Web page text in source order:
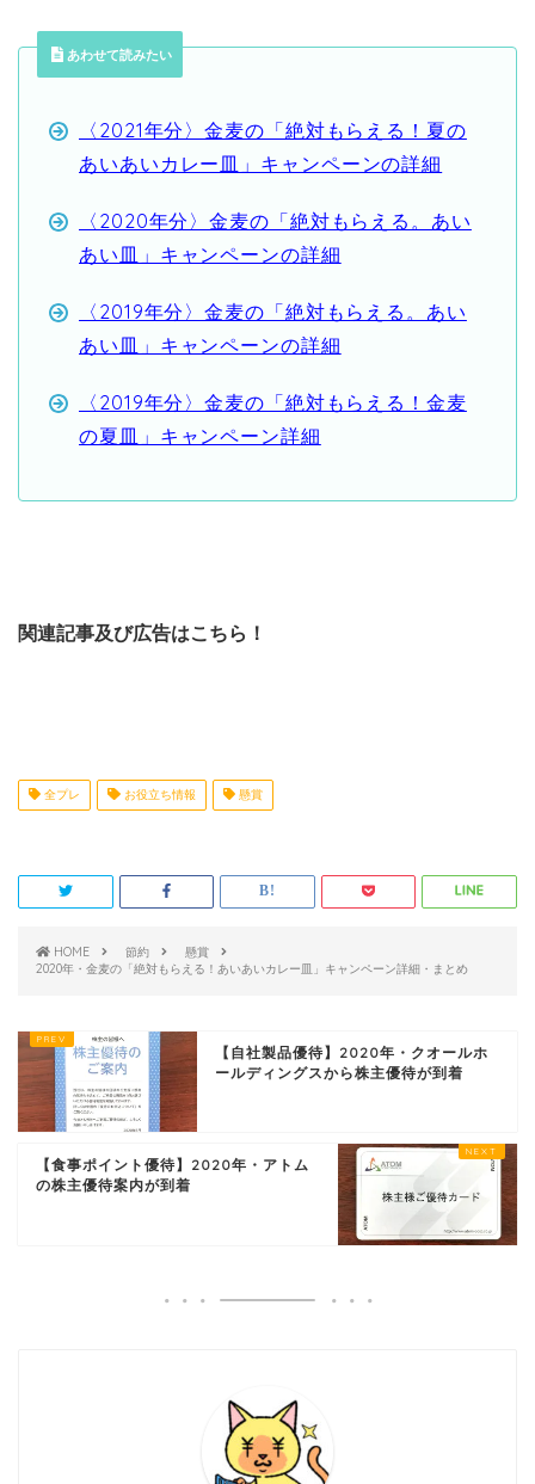
あわせて読みたい
〈2021年分〉金麦の「絶対もらえる！夏の
あいあいカレー皿」キャンペーンの詳細
〈2020年分〉金麦の「絶対もらえる。あい
あい皿」キャンペーンの詳細
〈2019年分〉金麦の「絶対もらえる。あい
あい皿」キャンペーンの詳細
〈2019年分〉金麦の「絶対もらえる！金麦
の夏皿」キャンペーン詳細
関連記事及び広告はこちら！
全プレ お役立ち情報 懸賞
HOME 節約
懸賞
2020年・金麦の「絶対もらえる！あいあいカレー皿」キャンペーン詳細・まとめ
【自社製品優待】2020年・クオールホ
ールディングスから株主優待が到着
【食事ポイント優待】2020年・アトム
の株主優待案内が到着